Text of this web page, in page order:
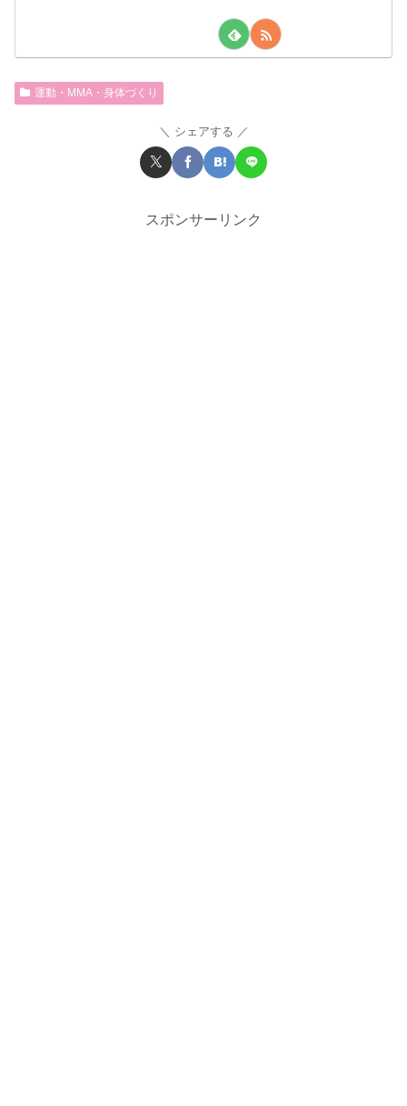
運動・MMA・身体づくり
シェアする
スポンサーリンク